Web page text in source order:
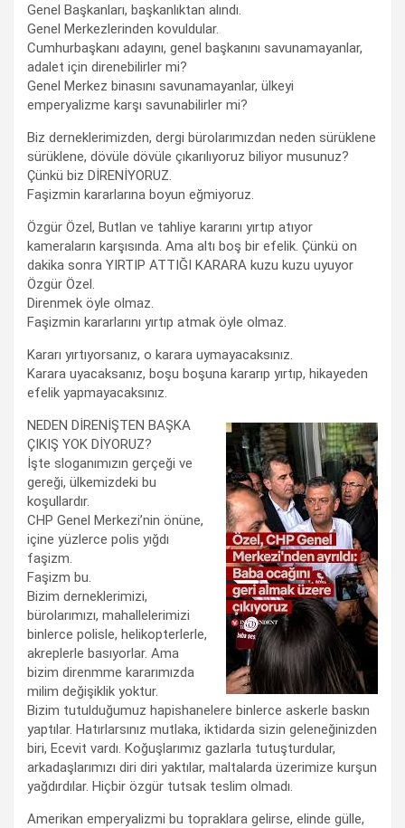
Genel Başkanları, başkanlıktan alındı.
Genel Merkezlerinden kovuldular.
Cumhurbaşkanı adayını, genel başkanını savunamayanlar,
adalet için direnebilirler mi?
Genel Merkez binasını savunamayanlar, ülkeyi
emperyalizme karşı savunabilirler mi?
Biz derneklerimizden, dergi bürolarımızdan neden sürüklene
sürüklene, dövüle dövüle çıkarılıyoruz biliyor musunuz?
Çünkü biz DİRENİYORUZ.
Faşizmin kararlarına boyun eğmiyoruz.
Özgür Özel, Butlan ve tahliye kararını yırtıp atıyor
kameraların karşısında. Ama altı boş bir efelik. Çünkü on
dakika sonra YIRTIP ATTIĞI KARARA kuzu kuzu uyuyor
Özgür Özel.
Direnmek öyle olmaz.
Faşizmin kararlarını yırtıp atmak öyle olmaz.
Kararı yırtıyorsanız, o karara uymayacaksınız.
Karara uyacaksanız, boşu boşuna kararıp yırtıp, hikayeden
efelik yapmayacaksınız.
NEDEN DİRENİŞTEN BAŞKA
ÇIKIŞ YOK DİYORUZ?
İşte sloganımızın gerçeği ve
gereği, ülkemizdeki bu
koşullardır.
CHP Genel Merkezi’nin önüne,
içine yüzlerce polis yığdı
faşizm.
Faşizm bu.
Bizim derneklerimizi,
bürolarımızı, mahallelerimizi
binlerce polisle, helikopterlerle,
akreplerle basıyorlar. Ama
bizim direnmme kararımızda
milim değişiklik yoktur.
Bizim tutulduğumuz hapishanelere binlerce askerle baskın
yaptılar. Hatırlarsınız mutlaka, iktidarda sizin geleneğinizden
biri, Ecevit vardı. Koğuşlarımız gazlarla tutuşturdular,
arkadaşlarımızı diri diri yaktılar, maltalarda üzerimize kurşun
yağdırdılar. Hiçbir özgür tutsak teslim olmadı.
Amerikan emperyalizmi bu topraklara gelirse, elinde gülle,